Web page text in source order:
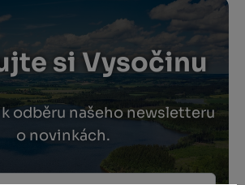
si Vysočinu
odběru našeho newsletteru
o novinkách.